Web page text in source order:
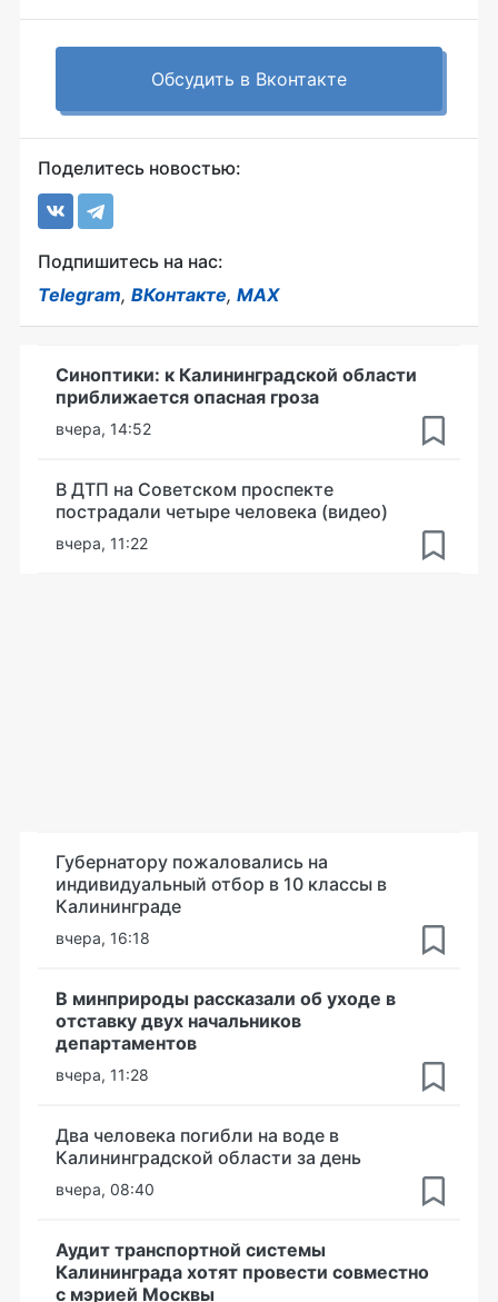
Обсудить в Вконтакте
Поделитесь новостью:
Подпишитесь на нас:
Telegram, ВКонтакте, MAX
Синоптики: к Калининградской области
приближается опасная гроза
вчера, 14:52
В ДТП на Советском проспекте
пострадали четыре человека (видео)
вчера, 11:22
Губернатору пожаловались на
индивидуальный отбор в 10 классы в
Калининграде
вчера, 16:18
В минприроды рассказали об уходе в
отставку двух начальников
департаментов
вчера, 11:28
Два человека погибли на воде в
Калининградской области за день
вчера, 08:40
Аудит транспортной системы
Калининграда хотят провести совместно
с мэрией Москвы